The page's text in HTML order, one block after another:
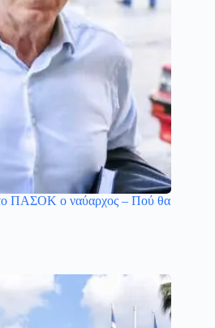
ΠΑΣΟΚ ο ναύαρχος – Πού θα